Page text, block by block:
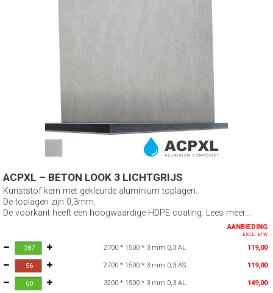
ACPXL – BETON LOOK 3 LICHTGRIJS
Kunststof kern met gekleurde aluminium toplagen.
De toplagen zijn 0,3mm.
De voorkant heeft een hoogwaardige HDPE coating. Lees meer...
AANBIEDING
EXCL. BTW
2700 * 1500 * 3 mm 0,3 AL 119,00
2700 * 1500 * 3 mm 0,3 AS 119,00
3200 * 1500 * 3 mm 0,3 AL 149,00